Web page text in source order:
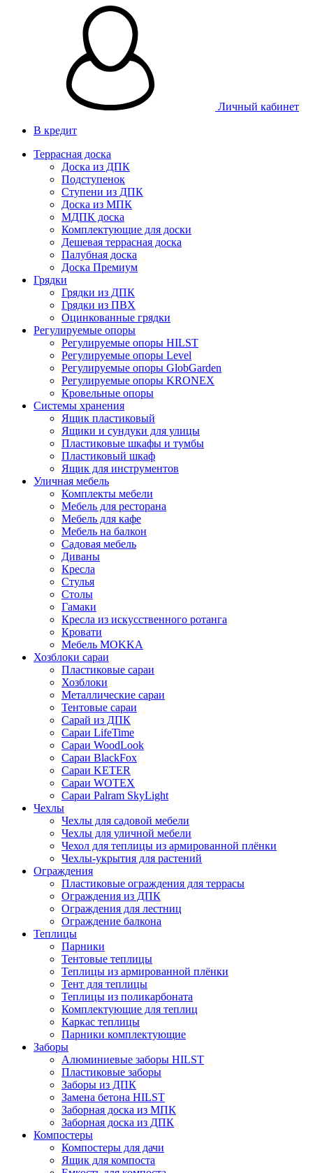
Личный кабинет
В кредит
Террасная доска
Доска из ДПК
Подступенок
Ступени из ДПК
Доска из МПК
МДПК доска
Комплектующие для доски
Дешевая террасная доска
Палубная доска
Доска Премиум
Грядки
Грядки из ДПК
Грядки из ПВХ
Оцинкованные грядки
Регулируемые опоры
Регулируемые опоры HILST
Регулируемые опоры Level
Регулируемые опоры GlobGarden
Регулируемые опоры KRONEX
Кровельные опоры
Системы хранения
Ящик пластиковый
Ящики и сундуки для улицы
Пластиковые шкафы и тумбы
Пластиковый шкаф
Ящик для инструментов
Уличная мебель
Комплекты мебели
Мебель для ресторана
Мебель для кафе
Мебель на балкон
Садовая мебель
Диваны
Кресла
Стулья
Столы
Гамаки
Кресла из искусственного ротанга
Кровати
Мебель MOKKA
Хозблоки сараи
Пластиковые сараи
Хозблоки
Металлические сараи
Тентовые сараи
Сарай из ДПК
Cараи LifeTime
Cараи WoodLook
Сараи BlackFox
Сараи KETER
Сараи WOTEX
Сараи Palram SkyLight
Чехлы
Чехлы для садовой мебели
Чехлы для уличной мебели
Чехол для теплицы из армированной плёнки
Чехлы-укрытия для растений
Ограждения
Пластиковые ограждения для террасы
Ограждения из ДПК
Ограждения для лестниц
Ограждение балкона
Теплицы
Парники
Тентовые теплицы
Теплицы из армированной плёнки
Тент для теплицы
Теплицы из поликарбоната
Комплектующие для теплиц
Каркас теплицы
Парники комплектующие
Заборы
Алюминиевые заборы HILST
Пластиковые заборы
Заборы из ДПК
Замена бетона HILST
Заборная доска из МПК
Заборная доска из ДПК
Компостеры
Компостеры для дачи
Ящик для компоста